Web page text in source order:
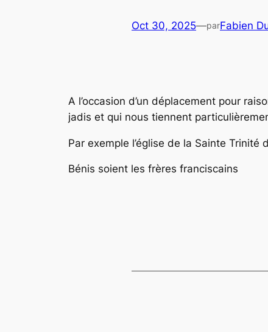
Oct 30, 2025—parFabien
A l’occasion d’un déplacement pour
jadis et qui nous tiennent
Par exemple l’église de la Sainte
Bénis soient les frères franciscains